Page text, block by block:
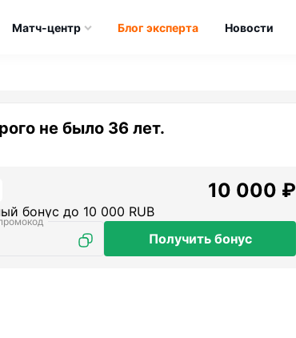
Матч-центр Блог эксперта Новости
не было 36 лет.
10 000 ₽
бонус до 10 000 RUB
Получить бонус